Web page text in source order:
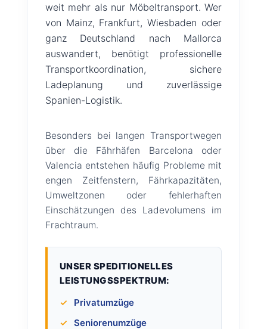
weit mehr als nur Möbeltransport. Wer
von Mainz, Frankfurt, Wiesbaden oder
ganz Deutschland nach Mallorca
auswandert, benötigt professionelle
Transportkoordination, sichere
Ladeplanung und zuverlässige
Spanien-Logistik.
Besonders bei langen Transportwegen
über die Fährhäfen Barcelona oder
Valencia entstehen häufig Probleme mit
engen Zeitfenstern, Fährkapazitäten,
Umweltzonen oder fehlerhaften
Einschätzungen des Ladevolumens im
Frachtraum.
UNSER SPEDITIONELLES
LEISTUNGSSPEKTRUM:
✓
Privatumzüge
✓
Seniorenumzüge